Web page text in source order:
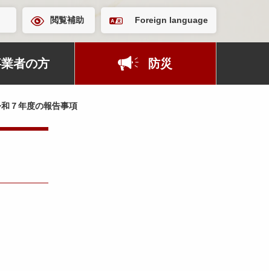
閲覧補助 Foreign language
者の方 防災
７年度の報告事項